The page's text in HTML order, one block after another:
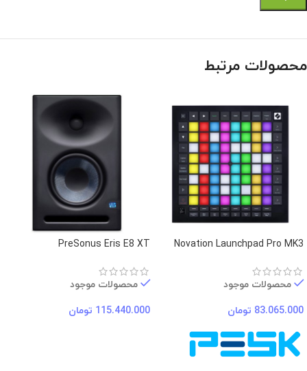
محصولات مرتبط
Novation Launchpad Pro MK3
محصولات موجود
83.065.000 تومان
PreSonus Eris E8 XT
محصولات موجود
115.440.000 تومان